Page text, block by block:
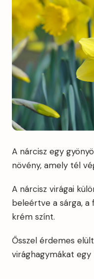
A nárcisz egy
növény, amely tél
A nárcisz virágai
beleértve a sárga, a
krém színt.
Ősszel érdemes
virághagymákat egy